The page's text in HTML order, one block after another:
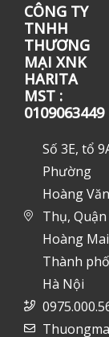
CÔNG TY
TNHH
THƯƠNG
MẠI XNK
HARITA
MST :
0109063449
Số 3E, tổ
Phường
Hoàng Văn
Thụ, Quận
Hoàng
Thành phố
Hà Nội